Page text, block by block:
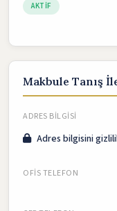
AKTIF
Makbule Tanış
ADRES BILGISI
Adres bilgisini
OFIS TELEFON